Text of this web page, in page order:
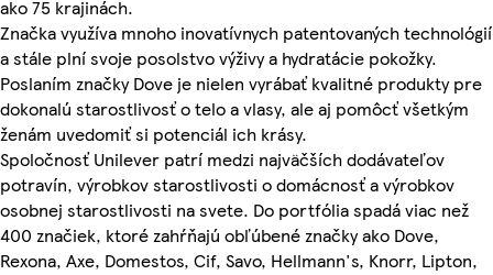
ako 75 krajinách.
Značka využíva mnoho inovatívnych patentovaných technológií
a stále plní svoje posolstvo výživy a hydratácie pokožky.
Poslaním značky Dove je nielen vyrábať kvalitné produkty pre
dokonalú starostlivosť o telo a vlasy, ale aj pomôcť všetkým
ženám uvedomiť si potenciál ich krásy.
Spoločnosť Unilever patrí medzi najväčších dodávateľov
potravín, výrobkov starostlivosti o domácnosť a výrobkov
osobnej starostlivosti na svete. Do portfólia spadá viac než
400 značiek, ktoré zahŕňajú obľúbené značky ako Dove,
Rexona, Axe, Domestos, Cif, Savo, Hellmann's, Knorr, Lipton,